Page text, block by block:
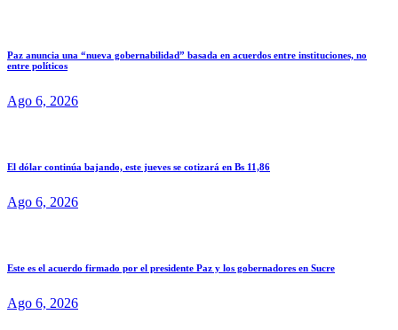
Paz anuncia una “nueva gobernabilidad” basada en acuerdos entre instituciones, no
entre políticos
Ago 6, 2026
El dólar continúa bajando, este jueves se cotizará en Bs 11,86
Ago 6, 2026
Este es el acuerdo firmado por el presidente Paz y los gobernadores en Sucre
Ago 6, 2026